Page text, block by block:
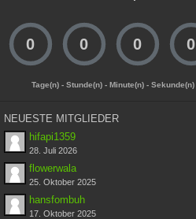
0 0 0 0
Tage(n) - Stunde(n) - Minute(n) - Sekunde(n)
NEUESTE MITGLIEDER
hifapi1359
28. Juli 2026
flowerwala
25. Oktober 2025
hansfombuh
17. Oktober 2025